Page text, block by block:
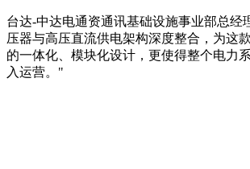
台达-中达电通资通讯基础设施事业部总
压器与高压直流供电架构深度整合，为这
的一体化、模块化设计，更使得整个电力
入运营。"